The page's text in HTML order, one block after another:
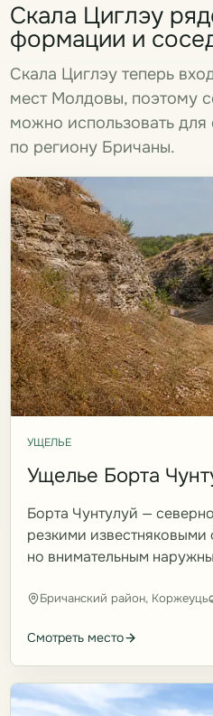
Скала Циглэу
формации и
Скала Циглэу теперь
мест Молдовы, поэтому
можно использовать
по региону Бричаны.
УЩЕЛЬЕ
Ущелье Борта
Борта Чунтулуй —
резкими
но внимательным
Бричанский район, Коржеуць
Смотреть место